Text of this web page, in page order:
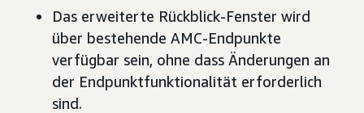
Das erweiterte Rückblick-Fenster wird
über bestehende AMC-Endpunkte
verfügbar sein, ohne dass Änderungen an
der Endpunktfunktionalität erforderlich
sind.